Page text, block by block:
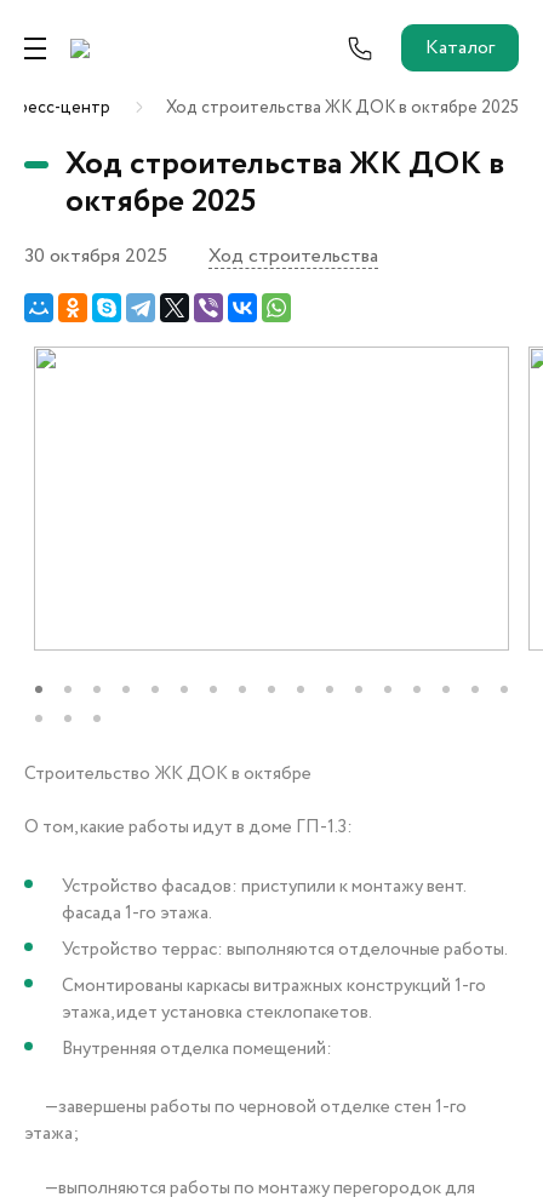
Каталог
Собственникам и новоселам
Агентам
Ремонт от застройщика
Трейд-Ин
Пресс-центр Ход строительства ЖК ДОК в октябре 2025
Ход строительства ЖК ДОК в
октябре 2025
30 октября 2025 Ход строительства
Строительство ЖК ДОК в октябре
О том, какие работы идут в доме ГП-1.3:
Устройство фасадов: приступили к монтажу вент.
фасада 1-го этажа.
Устройство террас: выполняются отделочные работы.
Смонтированы каркасы витражных конструкций 1-го
этажа, идет установка стеклопакетов.
Внутренняя отделка помещений:
—завершены работы по черновой отделке стен 1-го
этажа;
—выполняются работы по монтажу перегородок для